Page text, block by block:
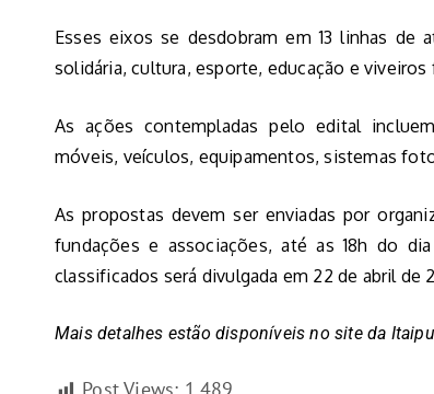
Esses eixos se desdobram em 13 linhas de
solidária, cultura, esporte, educação e
As ações contempladas pelo edital
móveis, veículos, equipamentos, sistemas
As propostas devem ser enviadas por
fundações e associações, até as 18h do
classificados será divulgada em 22 de abril de
Mais detalhes estão disponíveis no site da Itaipu